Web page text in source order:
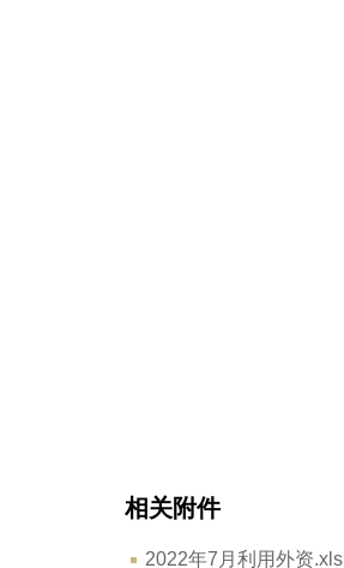
相关附件
2022年7月利用外资.xls